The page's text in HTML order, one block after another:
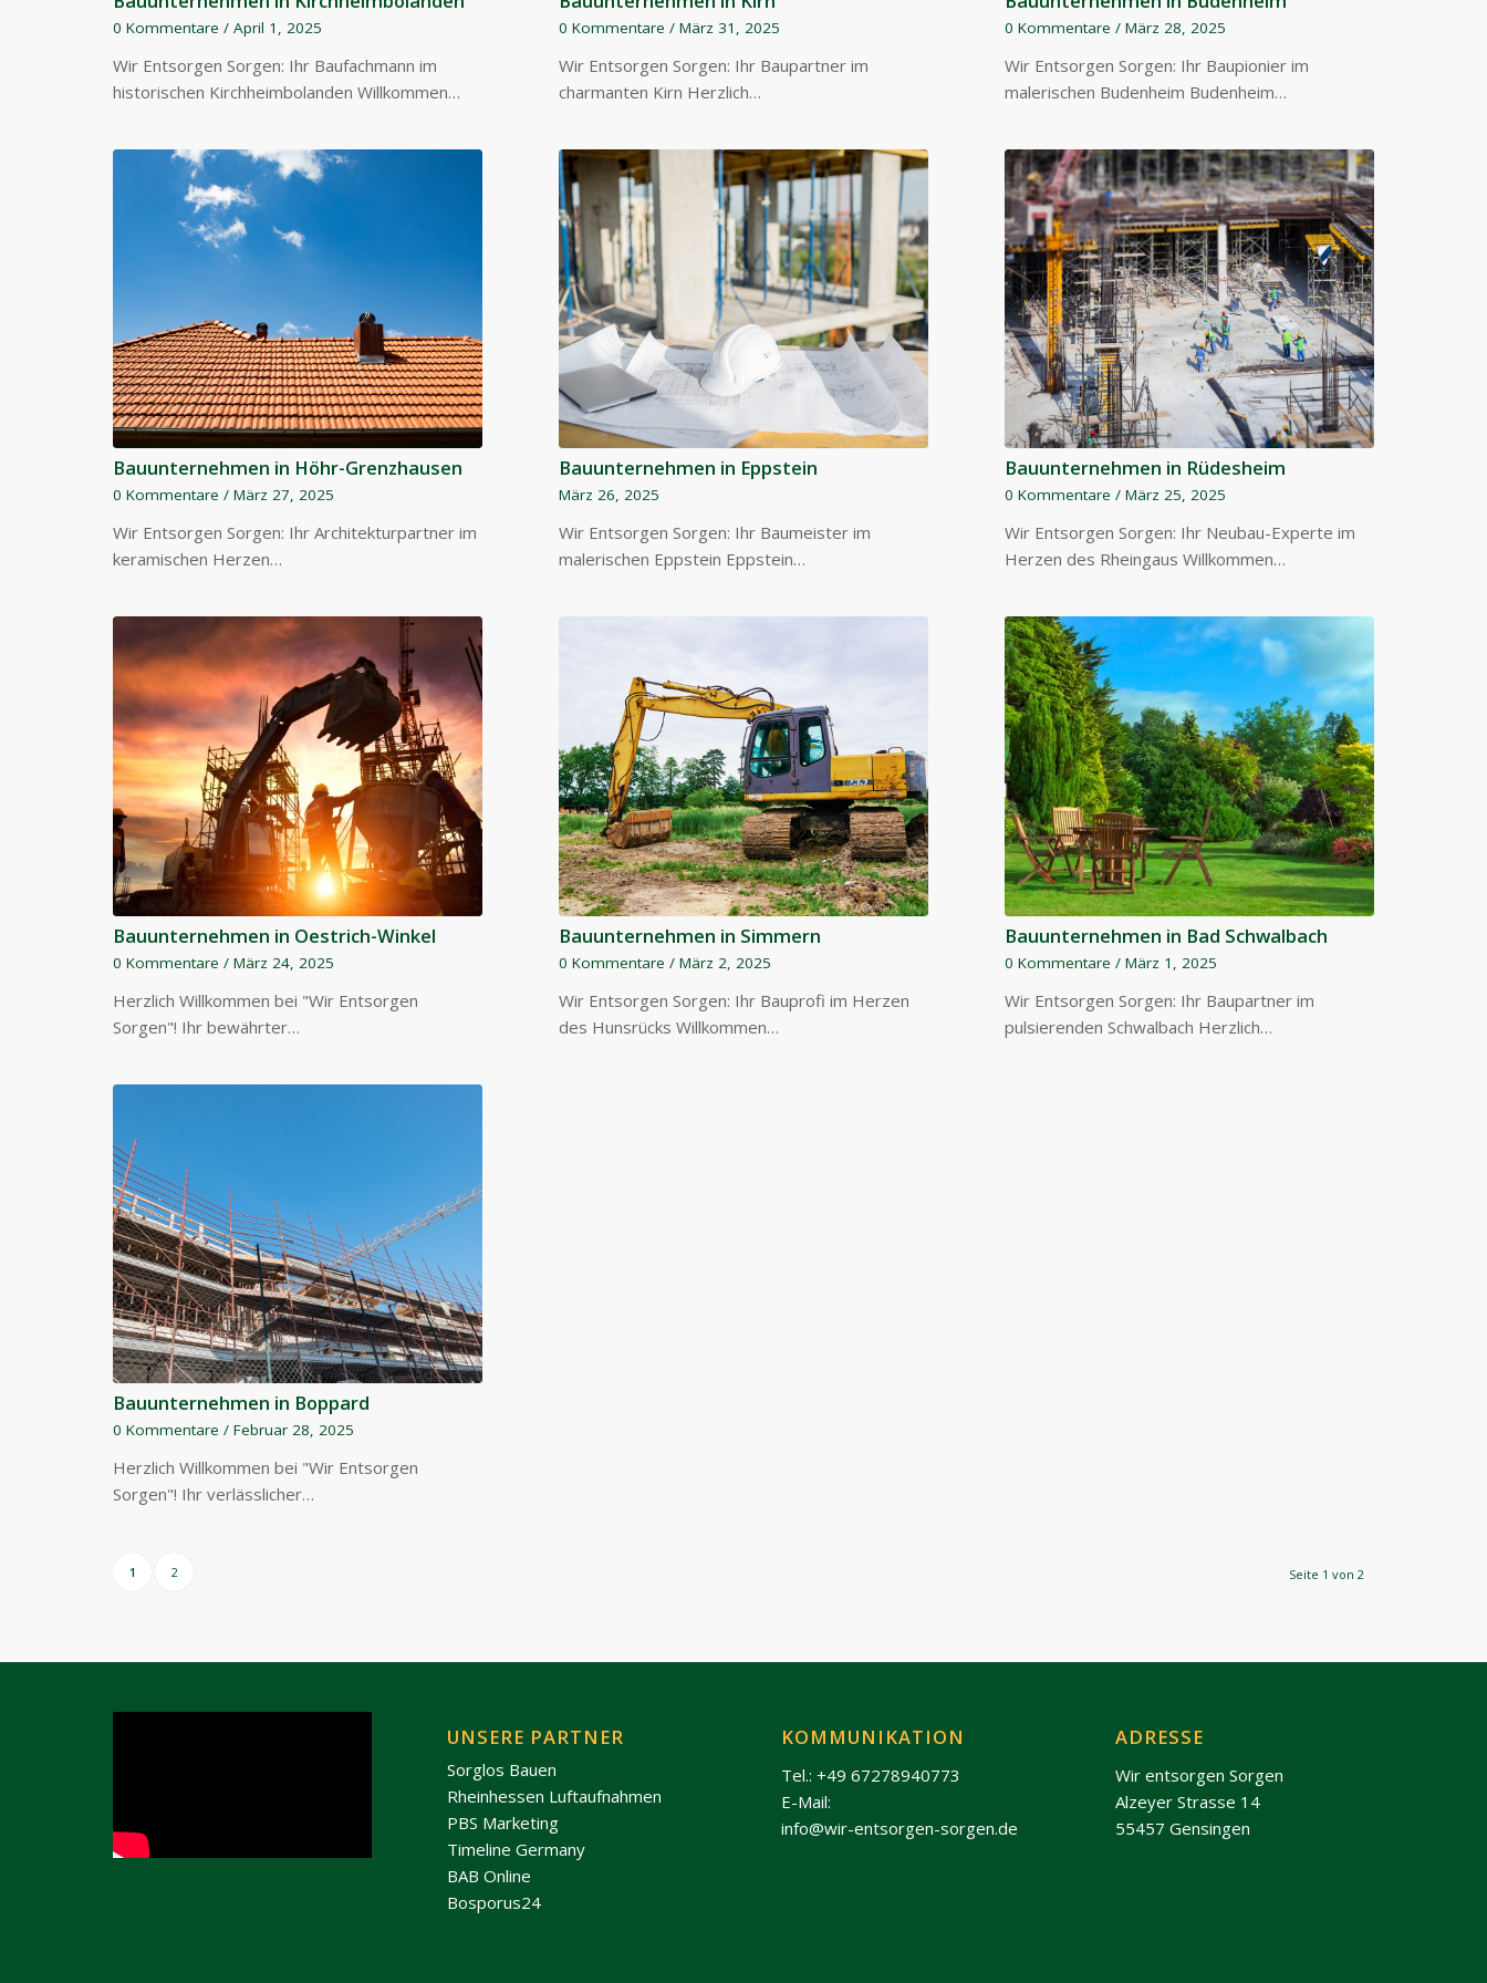
0 Kommentare / April 1, 2025
Wir Entsorgen Sorgen: Ihr Baufachmann im
historischen Kirchheimbolanden Willkommen…
0 Kommentare / März 31, 2025
Wir Entsorgen Sorgen: Ihr Baupartner im
charmanten Kirn Herzlich…
0 Kommentare / März 28, 2025
Wir Entsorgen Sorgen: Ihr Baupionier im
malerischen Budenheim Budenheim…
Bauunternehmen in Höhr-Grenzhausen
0 Kommentare / März 27, 2025
Wir Entsorgen Sorgen: Ihr Architekturpartner im
keramischen Herzen…
Bauunternehmen in Eppstein
März 26, 2025
Wir Entsorgen Sorgen: Ihr Baumeister im
malerischen Eppstein Eppstein…
Bauunternehmen in Rüdesheim
0 Kommentare / März 25, 2025
Wir Entsorgen Sorgen: Ihr Neubau-Experte im
Herzen des Rheingaus Willkommen…
Bauunternehmen in Oestrich-Winkel
0 Kommentare / März 24, 2025
Herzlich Willkommen bei "Wir Entsorgen
Sorgen"! Ihr bewährter…
Bauunternehmen in Simmern
0 Kommentare / März 2, 2025
Wir Entsorgen Sorgen: Ihr Bauprofi im Herzen
des Hunsrücks Willkommen…
Bauunternehmen in Bad Schwalbach
0 Kommentare / März 1, 2025
Wir Entsorgen Sorgen: Ihr Baupartner im
pulsierenden Schwalbach Herzlich…
Bauunternehmen in Boppard
0 Kommentare / Februar 28, 2025
Herzlich Willkommen bei "Wir Entsorgen
Sorgen"! Ihr verlässlicher…
Seite 1 von 2
1 2
UNSERE PARTNER
Sorglos Bauen
Rheinhessen Luftaufnahmen
PBS Marketing
Timeline Germany
BAB Online
Bosporus24
KOMMUNIKATION
Tel.: +49 67278940773
E-Mail:
info@wir-entsorgen-sorgen.de
ADRESSE
Wir entsorgen Sorgen
Alzeyer Strasse 14
55457 Gensingen